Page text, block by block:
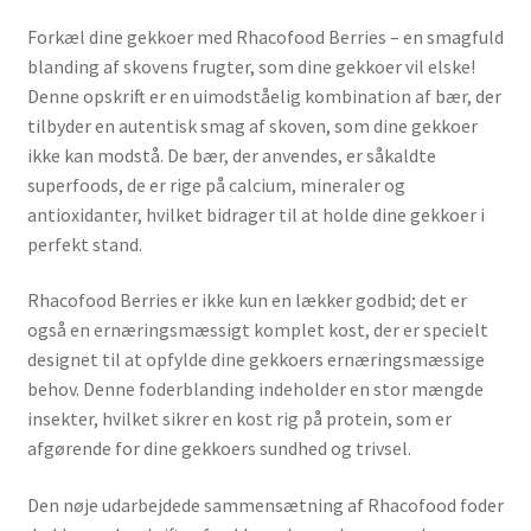
Forkæl dine gekkoer med Rhacofood Berries – en smagfuld
blanding af skovens frugter, som dine gekkoer vil elske!
Denne opskrift er en uimodståelig kombination af bær, der
tilbyder en autentisk smag af skoven, som dine gekkoer
ikke kan modstå. De bær, der anvendes, er såkaldte
superfoods, de er rige på calcium, mineraler og
antioxidanter, hvilket bidrager til at holde dine gekkoer i
perfekt stand.
Rhacofood Berries er ikke kun en lækker godbid; det er
også en ernæringsmæssigt komplet kost, der er specielt
designet til at opfylde dine gekkoers ernæringsmæssige
behov. Denne foderblanding indeholder en stor mængde
insekter, hvilket sikrer en kost rig på protein, som er
afgørende for dine gekkoers sundhed og trivsel.
Den nøje udarbejdede sammensætning af Rhacofood foder